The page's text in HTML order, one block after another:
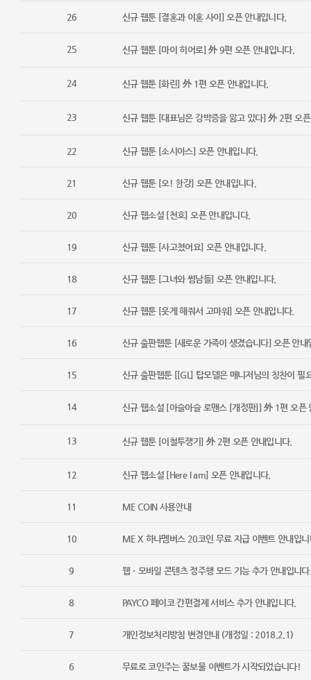
26 신규 웹툰 [결혼과 이혼 사이] 오픈 안내입니다.
25 신규 웹툰 [마이 히어로] 外 9편 오픈 안내입니다.
24 신규 웹툰 [화린] 外 1편 오픈 안내입니다.
23 신규 웹툰 [대표님은 강박증을 앓고 있다] 外 2편 오
22 신규 웹툰 [소시아스] 오픈 안내입니다.
21 신규 웹툰 [오! 한강] 오픈 안내입니다.
20 신규 웹소설 [천호] 오픈 안내입니다.
19 신규 웹툰 [사고쳤어요] 오픈 안내입니다.
18 신규 웹툰 [그녀와 썸남들] 오픈 안내입니다.
17 신규 웹툰 [웃게 해줘서 고마워] 오픈 안내입니다.
16 신규 출판웹툰 [새로운 가족이 생겼습니다] 오픈 안내
15 신규 출판웹툰 [[GL] 탑모델은 매니저님의 칭찬이 필
14 신규 웹소설 [아슬아슬 로맨스 [개정판]] 外 1편 오픈
13 신규 웹툰 [이철투쟁기] 外 2편 오픈 안내입니다.
12 신규 웹소설 [Here I am] 오픈 안내입니다.
11 ME COIN 사용안내
10 ME X 하나멤버스 20코인 무료 지급 이벤트 안내입니
9 웹ㆍ모바일 콘텐츠 정주행 모드 기능 추가 안내입니
8 PAYCO 페이코 간편결제 서비스 추가 안내입니다.
7 개인정보처리방침 변경안내 (개정일 : 2018.2.1)
6 무료로 코인주는 꿀보물 이벤트가 시작되었습니다!